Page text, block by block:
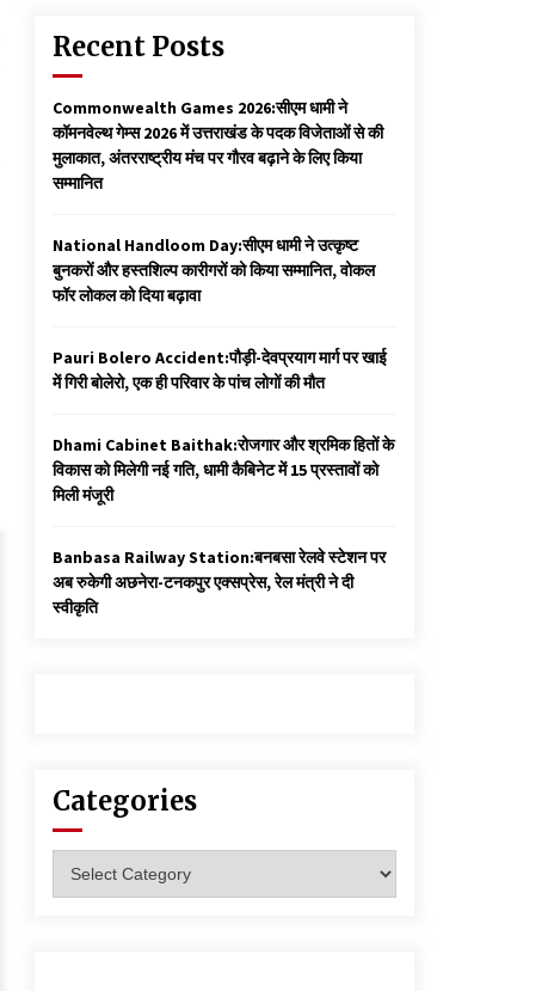
Recent Posts
Commonwealth Games 2026:सीएम धामी ने
कॉमनवेल्थ गेम्स 2026 में उत्तराखंड के पदक विजेताओं से की
मुलाकात, अंतरराष्ट्रीय मंच पर गौरव बढ़ाने के लिए किया
सम्मानित
National Handloom Day:सीएम धामी ने उत्कृष्ट
बुनकरों और हस्तशिल्प कारीगरों को किया सम्मानित, वोकल
फॉर लोकल को दिया बढ़ावा
Pauri Bolero Accident:पौड़ी-देवप्रयाग मार्ग पर खाई
में गिरी बोलेरो, एक ही परिवार के पांच लोगों की मौत
Dhami Cabinet Baithak:रोजगार और श्रमिक हितों के
विकास को मिलेगी नई गति, धामी कैबिनेट में 15 प्रस्तावों को
मिली मंजूरी
Banbasa Railway Station:बनबसा रेलवे स्टेशन पर
अब रुकेगी अछनेरा-टनकपुर एक्सप्रेस, रेल मंत्री ने दी
स्वीकृति
Categories